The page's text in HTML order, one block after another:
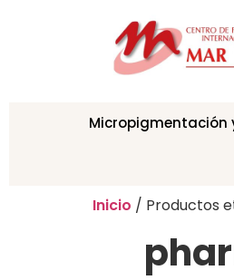
Micropigmentación
Inicio / Productos